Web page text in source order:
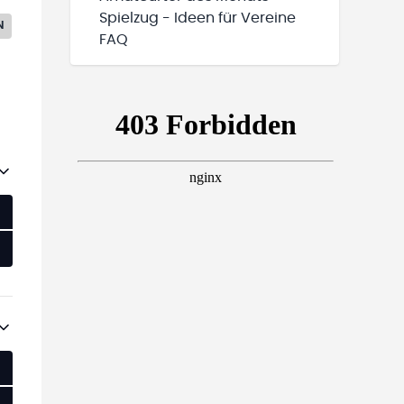
Spielzug - Ideen für Vereine
FAQ